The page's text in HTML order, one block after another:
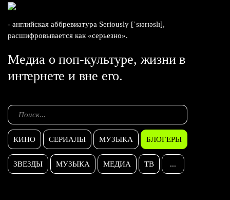
- английская аббревиатура Seriously [ˈsɪərɪəslɪ],
расшифровывается как «серьезно».
Медиа о поп-культуре, жизни в
интернете и вне его.
КИНО СЕРИАЛЫ МУЗЫКА БЛОГЕРЫ
ЗВЕЗДЫ МУЗЫКА МЕДИА ТВ ...